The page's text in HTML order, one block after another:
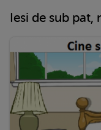
Iesi de sub pat,